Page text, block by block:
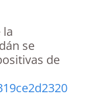
la
se
de